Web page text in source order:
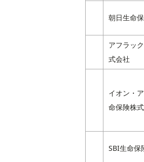
朝日生命
アフラッ
式会社
イオン・
命保険株
SBI生命保